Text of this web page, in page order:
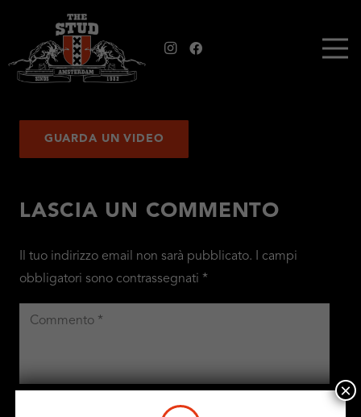
GUARDA UN VIDEO
LASCIA UN COMMENTO
Il tuo indirizzo email non sarà pubblicato.
I campi
obbligatori sono contrassegnati *
×